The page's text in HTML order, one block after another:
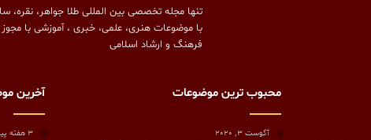
تنها مجله تخصصی بین المللی طلا جواهر، نقره،
با موضوعات هنری، علمی، خبری ، آموزشی با
فرهنگ و ارشاد اسلامی
محبوب ترین موضوعات
آگوست 3, 2020
آخرین
3 هفته پیش